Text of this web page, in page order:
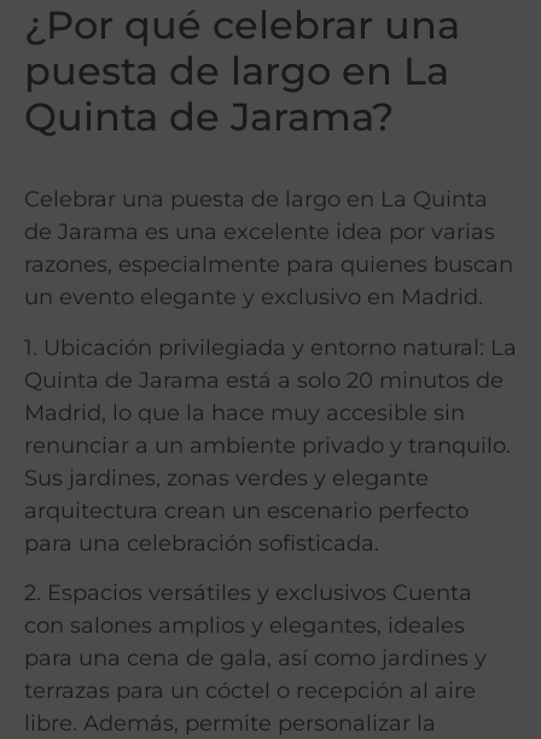
¿Por qué celebrar una
puesta de largo en La
Quinta de Jarama?
Celebrar una puesta de largo en La Quinta
de Jarama es una excelente idea por varias
razones, especialmente para quienes buscan
un evento elegante y exclusivo en Madrid.
1. Ubicación privilegiada y entorno natural: La
Quinta de Jarama está a solo 20 minutos de
Madrid, lo que la hace muy accesible sin
renunciar a un ambiente privado y tranquilo.
Sus jardines, zonas verdes y elegante
arquitectura crean un escenario perfecto
para una celebración sofisticada.
2. Espacios versátiles y exclusivos Cuenta
con salones amplios y elegantes, ideales
para una cena de gala, así como jardines y
terrazas para un cóctel o recepción al aire
libre. Además, permite personalizar la